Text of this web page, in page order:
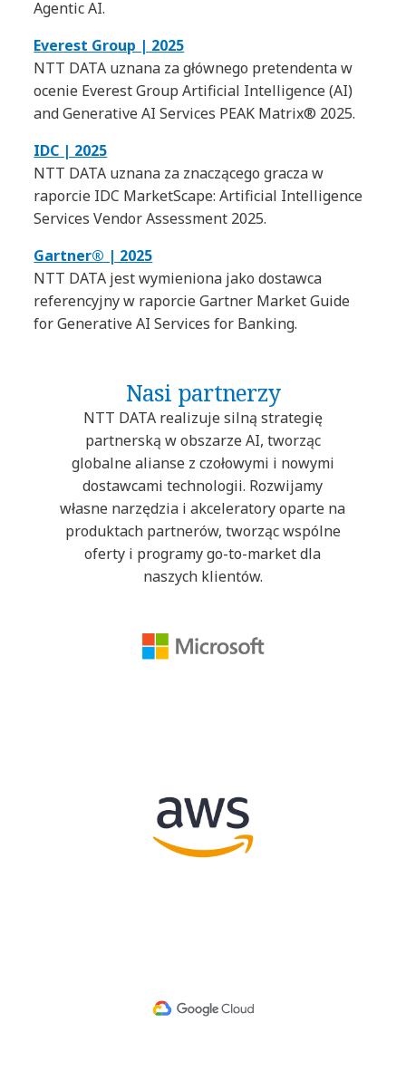
Agentic AI.
Everest Group | 2025
NTT DATA uznana za głównego pretendenta w
ocenie Everest Group Artificial Intelligence (AI)
and Generative AI Services PEAK Matrix® 2025.
IDC | 2025
NTT DATA uznana za znaczącego gracza w
raporcie IDC MarketScape: Artificial Intelligence
Services Vendor Assessment 2025.
Gartner® | 2025
NTT DATA jest wymieniona jako dostawca
referencyjny w raporcie Gartner Market Guide
for Generative AI Services for Banking.
Nasi partnerzy
NTT DATA realizuje silną strategię
partnerską w obszarze AI, tworząc
globalne alianse z czołowymi i nowymi
dostawcami technologii. Rozwijamy
własne narzędzia i akceleratory oparte na
produktach partnerów, tworząc wspólne
oferty i programy go-to-market dla
naszych klientów.